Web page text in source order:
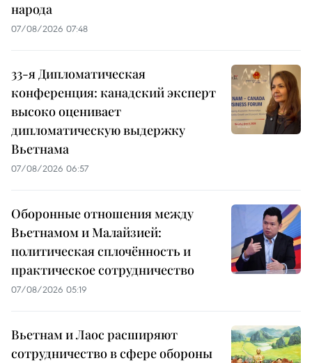
народа
07/08/2026 07:48
33-я Дипломатическая
конференция: канадский эксперт
высоко оценивает
дипломатическую выдержку
Вьетнама
07/08/2026 06:57
Оборонные отношения между
Вьетнамом и Малайзией:
политическая сплочённость и
практическое сотрудничество
07/08/2026 05:19
Вьетнам и Лаос расширяют
сотрудничество в сфере обороны